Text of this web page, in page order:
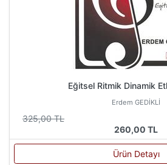
Eğitsel Ritmik Dinamik
Erdem GEDİKLİ
325,00 TL
260,00 TL
Ürün Detayı